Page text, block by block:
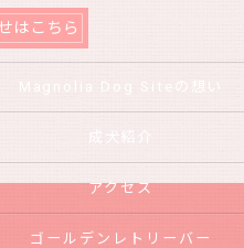
はこちら
Magnolia Dog Siteの想い
成犬紹介
アクセス
ゴールデンレトリーバー